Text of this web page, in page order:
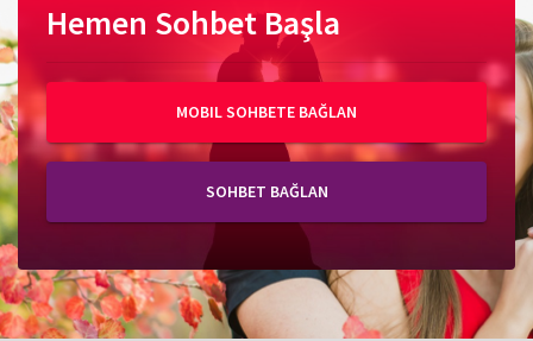
Hemen Sohbet Başla
MOBIL SOHBETE BAĞLAN
SOHBET BAĞLAN